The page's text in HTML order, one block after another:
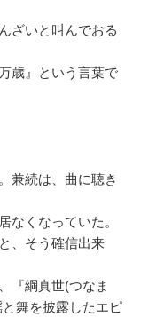
ざいと叫んでおる
歳』という言葉で
兼続は、曲に聴き
くなっていた。
、そう確信出来
『綱真世(つなま
舞を披露したエピ